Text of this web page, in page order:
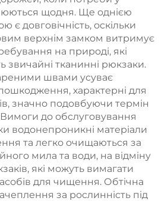
щодня. Ще однією
є довговічність, оскільки
верхнім замком витримує
на природі, які
звичайні тканинні рюкзаки.
швами усуває
характерні для
значно подовбуючи термін
до обслуговування
водонепроникні матеріали
та легко очищаються за
мила та води, на відміну
які можуть вимагати
для чищення. Обтічна
за рослинність під